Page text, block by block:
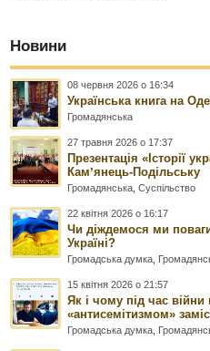
Новини
08 червня 2026 о 16:34
Українська книга на
Громадянська
27 травня 2026 о 17:37
Презентація «Історії
Камʼянець-Подільську
Громадянська ,Суспільство
22 квітня 2026 о 16:17
Чи діждемося ми
Україні?
Громадська думка
15 квітня 2026 о 21:57
Як і чому під час
«антисемітизмом»
Громадська думка